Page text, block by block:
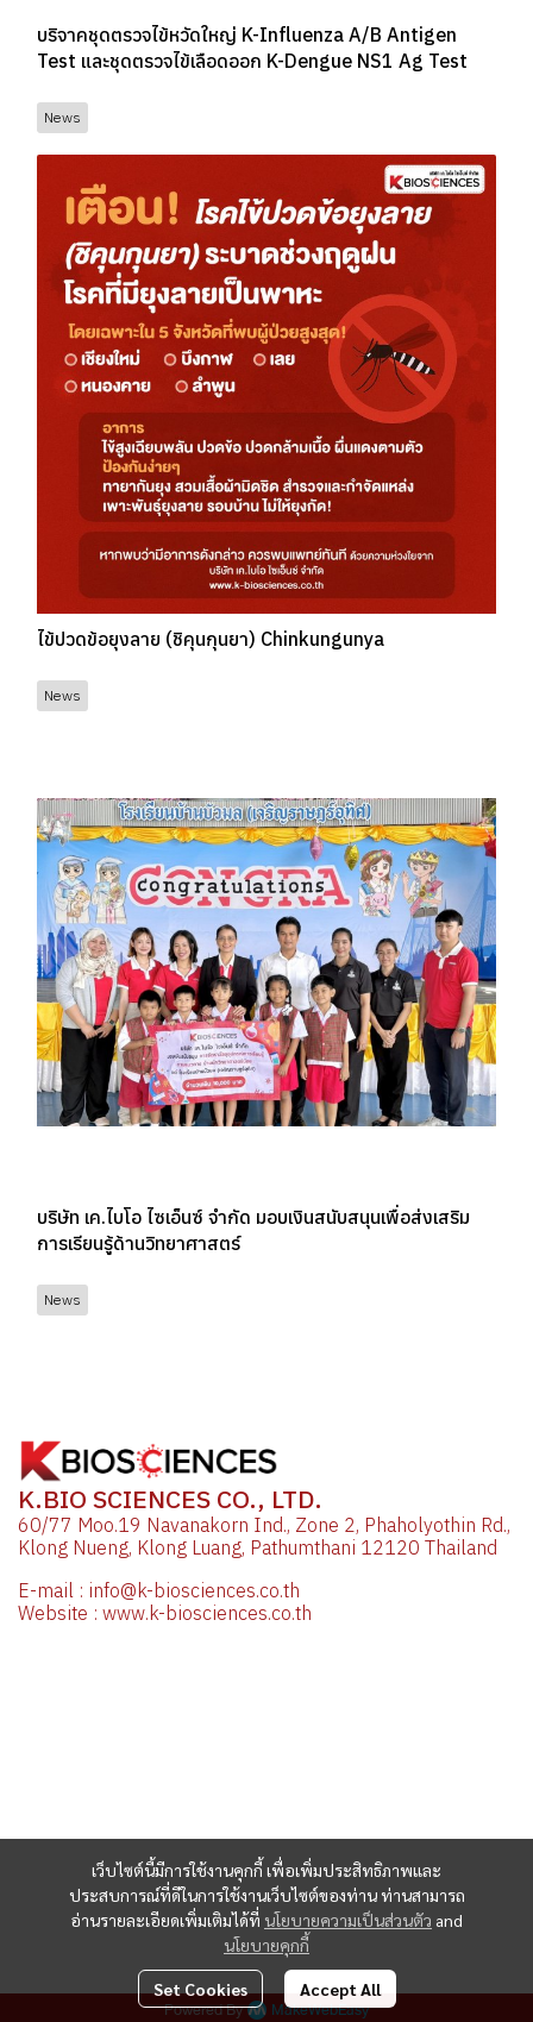
บริจาคชุดตรวจไข้หวัดใหญ่ K-Influenza A/B Antigen
Test และชุดตรวจไข้เลือดออก K-Dengue NS1 Ag Test
News
ไข้ปวดข้อยุงลาย (ชิคุนกุนยา) Chinkungunya
News
บริษัท เค.ไบโอ ไซเอ็นซ์ จำกัด มอบเงินสนับสนุนเพื่อส่งเสริม
การเรียนรู้ด้านวิทยาศาสตร์
News
เว็บไซต์นี้มีการใช้งานคุกกี้ เพื่อเพิ่มประสิทธิภาพและ
ประสบการณ์ที่ดีในการใช้งานเว็บไซต์ของท่าน ท่านสามารถ
อ่านรายละเอียดเพิ่มเติมได้ที่ นโยบายความเป็นส่วนตัว and
นโยบายคุกกี้
Set Cookies Accept All
K.BIO SCIENCES CO., LTD.
60/77 Moo.19 Navanakorn Ind., Zone 2, Phaholyothin Rd.,
Klong Nueng, Klong Luang, Pathumthani 12120 Thailand
E-mail : info@k-biosciences.co.th
Website : www.k-biosciences.co.th
Powered By MakeWebEasy